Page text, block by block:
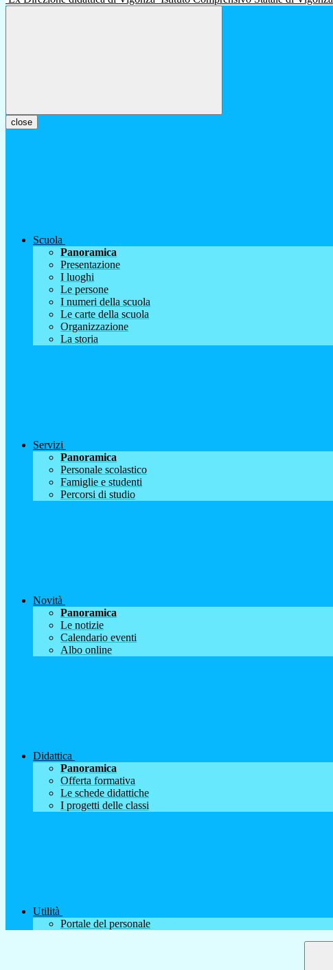
close
Scuola
Panoramica
Presentazione
I luoghi
Le persone
I numeri della scuola
Le carte della scuola
Organizzazione
La storia
Servizi
Panoramica
Personale scolastico
Famiglie e studenti
Percorsi di studio
Novità
Panoramica
Le notizie
Calendario eventi
Albo online
Didattica
Panoramica
Offerta formativa
Le schede didattiche
I progetti delle classi
Utilità
Portale del personale